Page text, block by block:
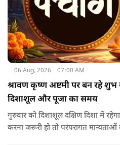
06 Aug, 2026 07:00 AM
श्रावण कृष्ण अष्टमी पर बन रहे
दिशाशूल और पूजा का समय
गुरुवार को दिशाशूल दक्षिण दिशा में
करना जरूरी हो तो परंपरागत